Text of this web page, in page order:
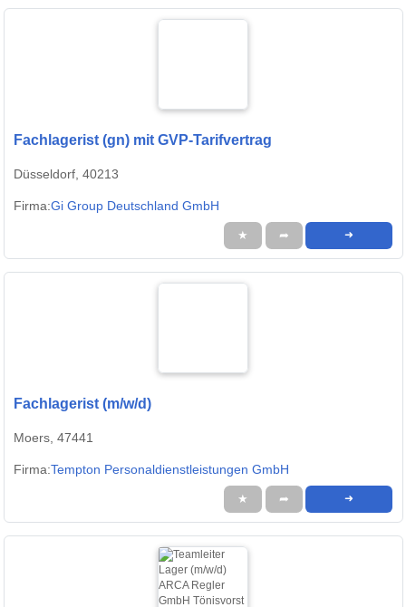
Fachlagerist (gn) mit GVP-Tarifvertrag
Düsseldorf, 40213
Firma:Gi Group Deutschland GmbH
★ ➦ ➜
Fachlagerist (m/w/d)
Moers, 47441
Firma:Tempton Personaldienstleistungen GmbH
★ ➦ ➜